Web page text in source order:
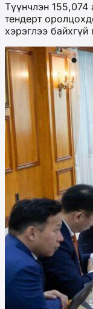
Түүнчлэн 155,074
тендерт
хэрэглээ